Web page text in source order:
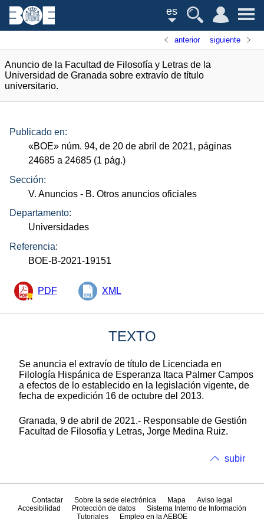
es
anterior siguiente
Anuncio de la Facultad de Filosofía y Letras de la
Universidad de Granada sobre extravío de título
universitario.
Publicado en:
«BOE» núm. 94, de 20 de abril de 2021, páginas
24685 a 24685 (1 pág.)
Sección:
V. Anuncios - B. Otros anuncios oficiales
Departamento:
Universidades
Referencia:
BOE-B-2021-19151
PDF XML
TEXTO
Se anuncia el extravío de título de Licenciada en
Filología Hispánica de Esperanza Itaca Palmer Campos
a efectos de lo establecido en la legislación vigente, de
fecha de expedición 16 de octubre del 2013.
Granada, 9 de abril de 2021.- Responsable de Gestión
Facultad de Filosofía y Letras, Jorge Medina Ruiz.
subir
Contactar Sobre la sede electrónica Mapa
Aviso legal
Accesibilidad
Protección de datos
Sistema Interno de Información
Tutoriales
Empleo en la AEBOE